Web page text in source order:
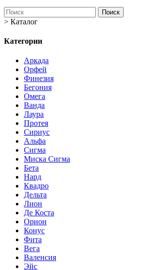
Поиск
> Каталог
Категории
Аркада
Орфей
Финезия
Бегония
Омега
Ванда
Лаура
Протея
Сириус
Альфа
Сигма
Миска Сигма
Бета
Нард
Квадро
Дельта
Лион
Де Коста
Орион
Конус
Фита
Вега
Валенсия
Эйс